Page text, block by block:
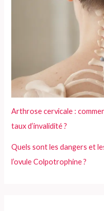
Arthrose cervicale :
taux d’invalidité ?
Quels sont les dangers et
l’ovule Colpotrophine ?